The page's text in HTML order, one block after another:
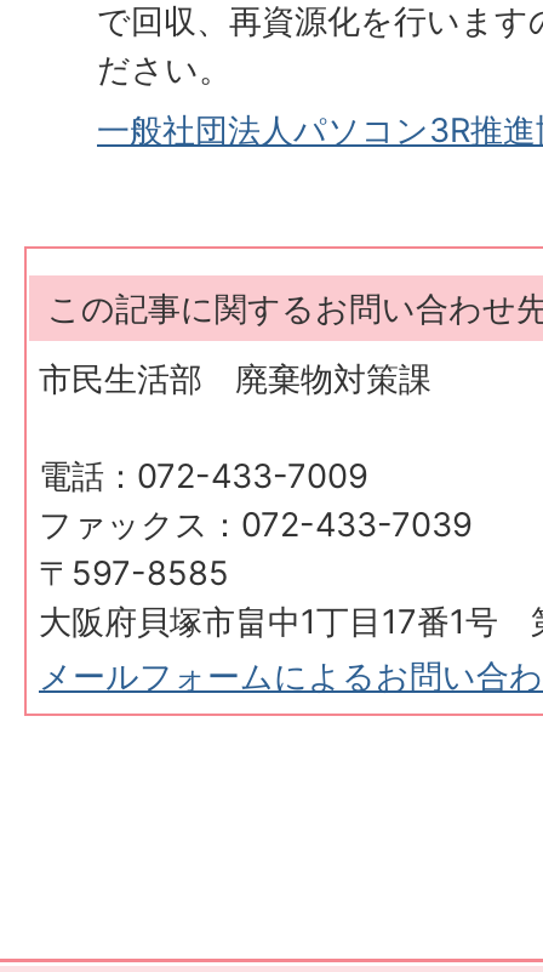
で回収、再資源化を行いま
ださい。
一般社団法人パソコン3R推
この記事に関するお問い合わせ
市民生活部 廃棄物対策課
電話：072-433-7009
ファックス：072-433-7039
〒597-8585
大阪府貝塚市畠中1丁目17番1号
メールフォームによるお問い合